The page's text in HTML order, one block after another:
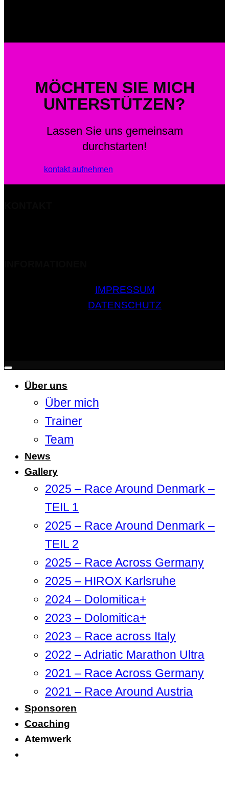
MÖCHTEN SIE MICH
UNTERSTÜTZEN?
Lassen Sie uns gemeinsam
durchstarten!
kontakt aufnehmen
IMPRESSUM
DATENSCHUTZ
Über uns
Über mich
Trainer
Team
News
Gallery
2025 – Race Around Denmark –
TEIL 1
2025 – Race Around Denmark –
TEIL 2
2025 – Race Across Germany
2025 – HIROX Karlsruhe
2024 – Dolomitica+
2023 – Dolomitica+
2023 – Race across Italy
2022 – Adriatic Marathon Ultra
2021 – Race Across Germany
2021 – Race Around Austria
Sponsoren
Coaching
Atemwerk